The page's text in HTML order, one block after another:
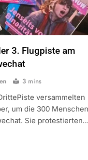
3. Flugpiste am
3 mins
versammelten
um die 300 Menschen
Sie